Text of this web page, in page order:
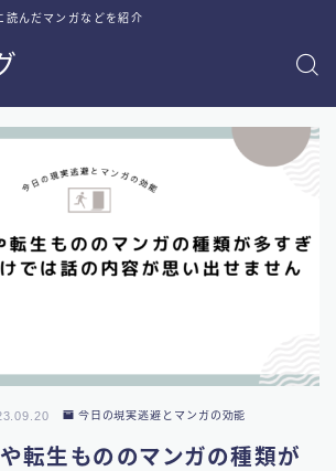
読んだマンガなどを紹介
今日の現実逃避とマンガの効能
転生もののマンガの種類が